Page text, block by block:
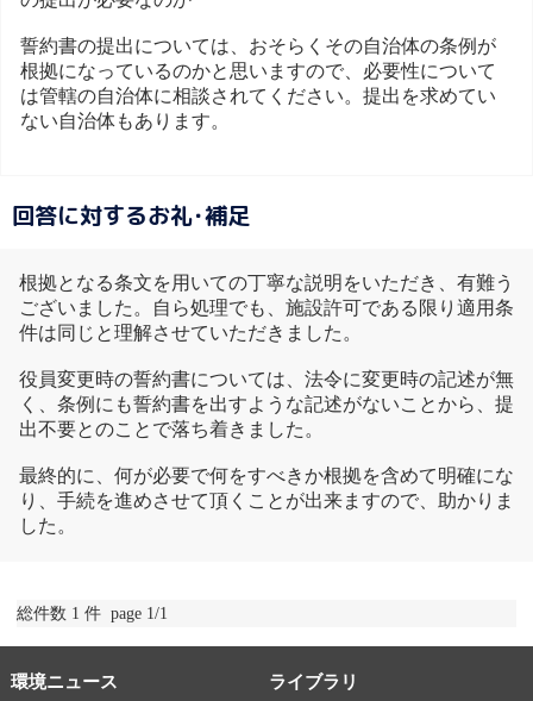
誓約書の提出については、おそらくその自治体の条例が
根拠になっているのかと思いますので、必要性について
は管轄の自治体に相談されてください。提出を求めてい
ない自治体もあります。
回答に対するお礼･補足
根拠となる条文を用いての丁寧な説明をいただき、有難う
ございました。自ら処理でも、施設許可である限り適用条
件は同じと理解させていただきました。
役員変更時の誓約書については、法令に変更時の記述が無
く、条例にも誓約書を出すような記述がないことから、提
出不要とのことで落ち着きました。
最終的に、何が必要で何をすべきか根拠を含めて明確にな
り、手続を進めさせて頂くことが出来ますので、助かりま
した。
総件数 1 件 page 1/1
環境ニュース ライブラリ